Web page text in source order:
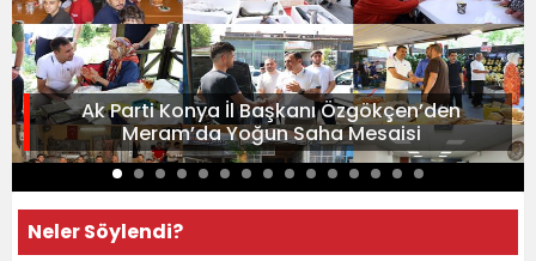
Ak Parti Konya İl Başkanı Özgökçen’den
Meram’da Yoğun Saha Mesaisi
Neler Söylendi?